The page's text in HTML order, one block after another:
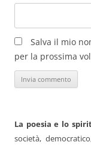
Salva il mio
per la prossima
La poesia e lo
società,